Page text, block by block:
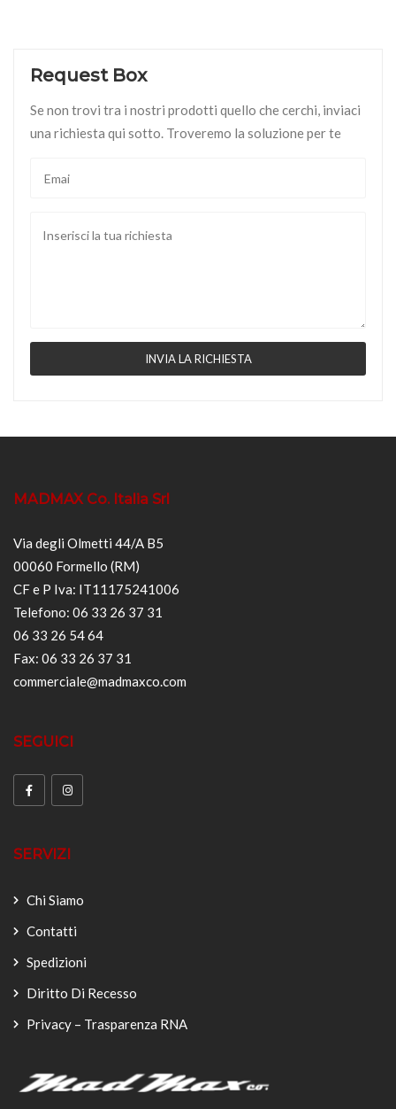
Request Box
Se non trovi tra i nostri prodotti quello che cerchi, inviaci
una richiesta qui sotto. Troveremo la soluzione per te
MADMAX Co. Italia Srl
Via degli Olmetti 44/A B5
00060 Formello (RM)
CF e P Iva: IT11175241006
Telefono: 06 33 26 37 31
06 33 26 54 64
Fax: 06 33 26 37 31
commerciale@madmaxco.com
SEGUICI
SERVIZI
Chi Siamo
Contatti
Spedizioni
Diritto Di Recesso
Privacy – Trasparenza RNA